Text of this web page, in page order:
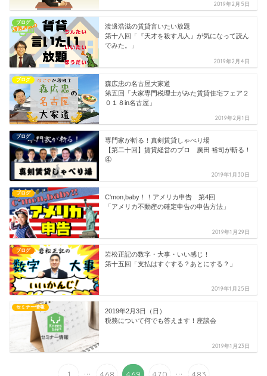
2019年2月5日
ブログ
渡邊浩滋の賃貸言いたい放題
第十八回「『天才を殺す凡人』が気になって読ん
でみた。」
2019年2月4日
ブログ
森広忠の名古屋大家道
第五回「大家専門税理士がみた賃貸住宅フェア２
０１８in名古屋」
2019年2月1日
ブログ
専門家が斬る！真剣賃貸しゃべり場
【第二十回】賃貸経営のプロ 廣田 裕司が斬る！
④
2019年1月30日
ブログ
C'mon,baby！！アメリカ申告 第4回
「アメリカ不動産の確定申告の申告方法」
2019年1月29日
ブログ
岩松正記の数字・大事・いい感じ！
第十五回「支払はすぐする？あとにする？」
2019年1月25日
セミナー情報
2019年2月3日（日）
税務について何でも答えます！座談会
2019年1月23日
1 ... 468 469 470 ... 483